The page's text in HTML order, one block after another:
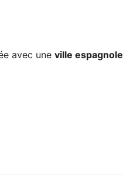
avec une ville espagnole